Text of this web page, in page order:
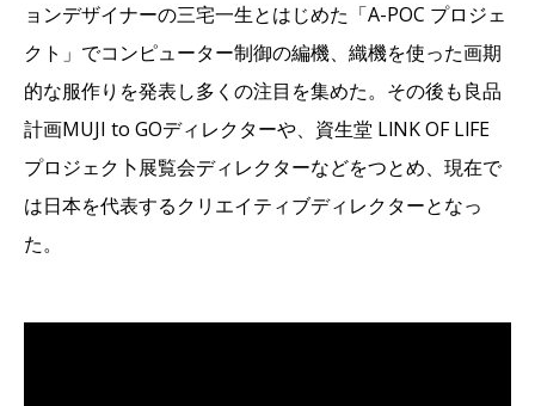
ョンデザイナーの三宅一生とはじめた「A-POC プロジェ
クト」でコンピューター制御の編機、織機を使った画期
的な服作りを発表し多くの注目を集めた。その後も良品
計画MUJI to GOディレクターや、資生堂 LlNK OF LlFE
プロジェク卜展覧会ディレクターなどをつとめ、現在で
は日本を代表するクリエイティブディレクターとなっ
た。